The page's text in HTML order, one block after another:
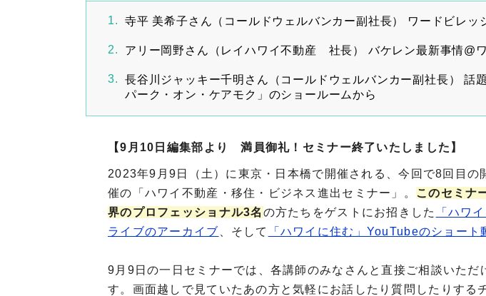
寺平 美希子さん（コールドウェルバンカー副社長） ワードビレッ
アリー岡野さん（レイハワイ不動産 社長） バケレン最新事情@
長谷川ジャッキー千明さん（コールドウェルバンカー副社長） 話
パーク・オン・ケアモク」のショールームから
【9月10日編集部より 満員御礼！セミナー終了いたしました】
2023年9月9日（土）に東京・日本橋で開催される、今回で8回目の
催の「ハワイ不動産・移住・ビジネス進出セミナー」。
このセミナ
界のプロフェッショナル3名 の方たちをゲストにお招きした
「ハワ
ライブのアーカイブ 、そして 「ハワイに住む」YouTubeのショート
9月9日の一日セミナーでは、各講師のみなさんと直接ご相談いただ
す。画面越しで見ていたあの方と気軽にお話したり質問したりする